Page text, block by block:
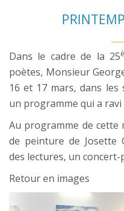
Dans le cadre de la 25
poètes, Monsieur
16 et 17 mars, dans les
un programme qui a
Au programme de cette
de peinture de Josette
des lectures, un concert-
Retour en images